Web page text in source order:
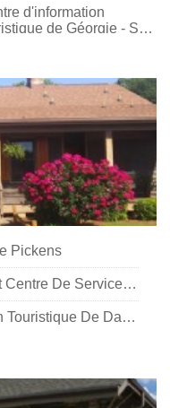
d'information
de Géorgie - St.
Pickens
Point De Départ Du Sentier Et Centre De Services De Monticello Crossroads
Centre Régional D'information Touristique De Darien-McIntosh